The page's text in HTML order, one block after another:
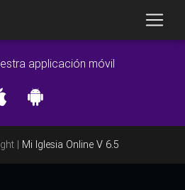
applicación móvil
| Mi Iglesia Online V 6.5